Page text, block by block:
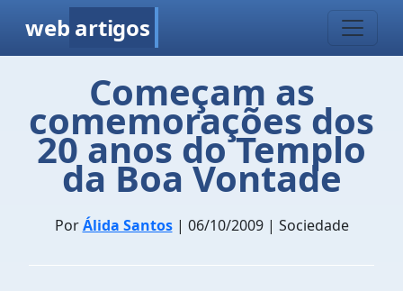
web artigos
Começam as
comemorações dos
20 anos do Templo
da Boa Vontade
PorÁlida Santos| 06/10/2009 | Sociedade